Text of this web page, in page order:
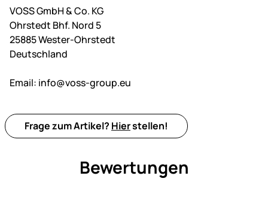
VOSS GmbH & Co. KG
Ohrstedt Bhf. Nord 5
25885 Wester-Ohrstedt
Deutschland
Email: info@voss-group.eu
Frage zum Artikel? Hierstellen!
Bewertungen